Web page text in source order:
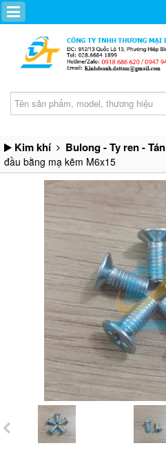
Kim khí Bulong - Ty ren -
đầu bằng mạ kẽm M6x15